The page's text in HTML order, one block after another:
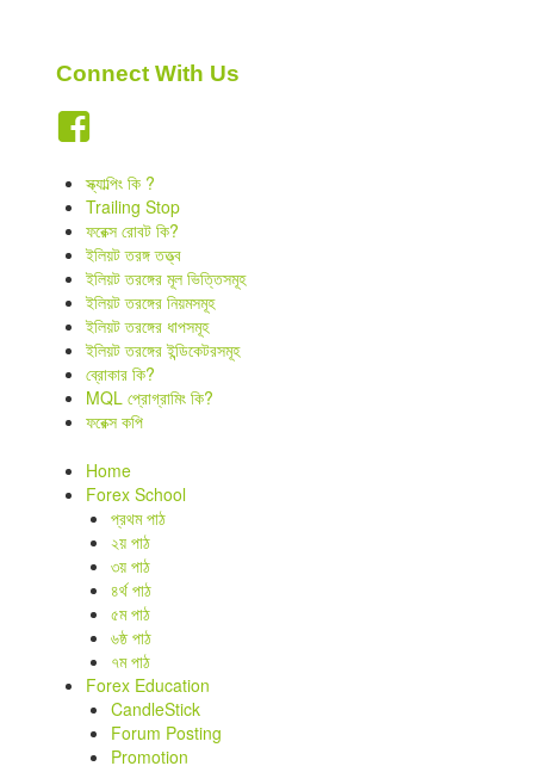
Connect With Us
স্ক্যাল্পিং কি ?
Trailing Stop
ফরেক্স রোবট কি?
ইলিয়ট তরঙ্গ তত্ত্ব
ইলিয়ট তরঙ্গের মূল ভিত্তিসমূহ
ইলিয়ট তরঙ্গের নিয়মসমূহ
ইলিয়ট তরঙ্গের ধাপসমূহ
ইলিয়ট তরঙ্গের ইন্ডিকেটরসমূহ
ব্রোকার কি?
MQL প্রোগ্রামিং কি?
ফরেক্স কপি
Home
Forex School
প্রথম পাঠ
২য় পাঠ
৩য় পাঠ
৪র্থ পাঠ
৫ম পাঠ
৬ষ্ঠ পাঠ
৭ম পাঠ
Forex Education
CandleStick
Forum Posting
Promotion